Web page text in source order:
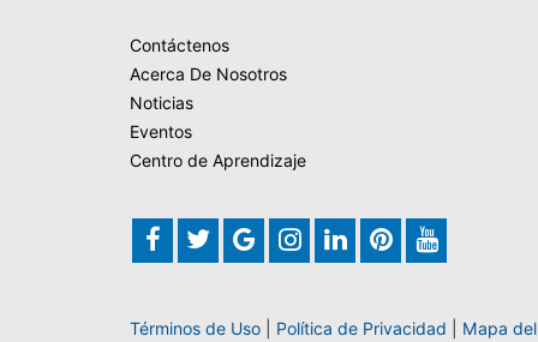
Contáctenos
Acerca De Nosotros
Noticias
Eventos
Centro de Aprendizaje
Términos de Uso Política de Privacidad Mapa